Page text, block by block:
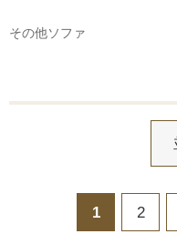
その他ソファ
1 2